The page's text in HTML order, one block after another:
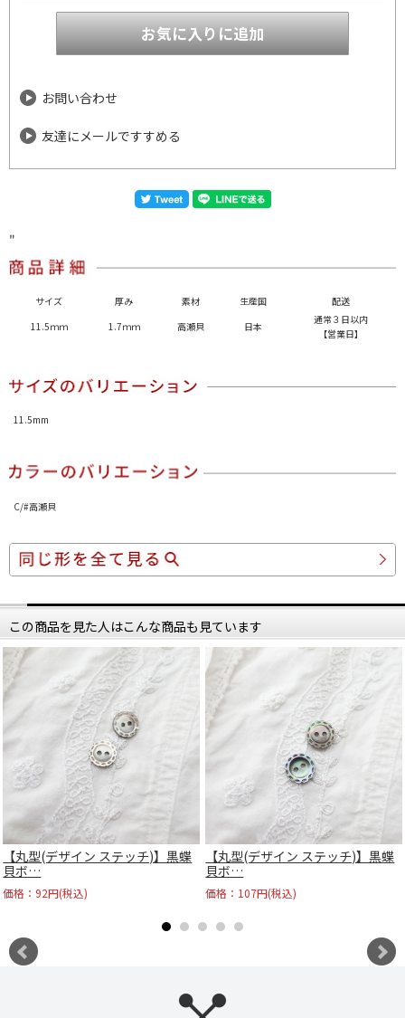
お問い合わせ
友達にメールですすめる
"
サイズ 厚み 素材 生産国
配送
11.5ｍｍ
1.7ｍｍ 高瀬貝 日本
通常３日以内
【営業日】
11.5mm
C/#高瀬貝
この商品を見た人はこんな商品も見ています
【丸型(デザイン ステッチ)】黒蝶
貝ボ…
価格：92円(税込)
【丸型(デザイン ステッチ)】黒蝶
貝ボ…
価格：107円(税込)